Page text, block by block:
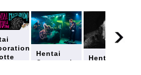
Hentai
Corporation,
Hentai